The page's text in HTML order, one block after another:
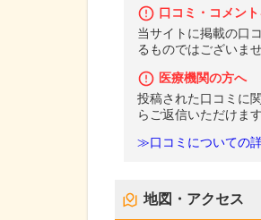
口コミ・コメン
当サイトに掲載の口
るものではございま
医療機関の方へ
投稿された口コミに
らご返信いただけます
≫口コミについての
地図・アクセス